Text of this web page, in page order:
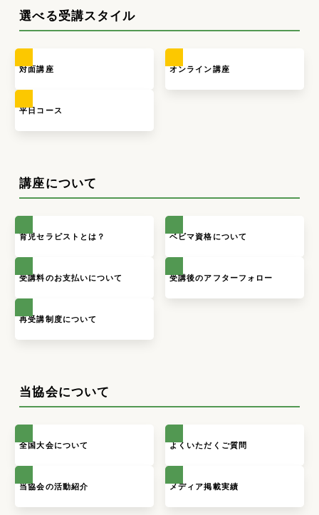
選べる受講スタイル
対面講座 オンライン講座
平日コース
講座について
育児セラピストとは？ ベビマ資格について
受講料のお支払いについて 受講後のアフターフォロー
再受講制度について
当協会について
全国大会について よくいただくご質問
当協会の活動紹介 メディア掲載実績